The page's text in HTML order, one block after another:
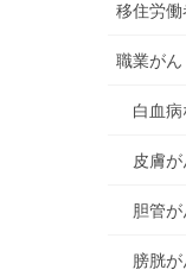
移住労
職業が
白血
皮膚
胆管
膀胱